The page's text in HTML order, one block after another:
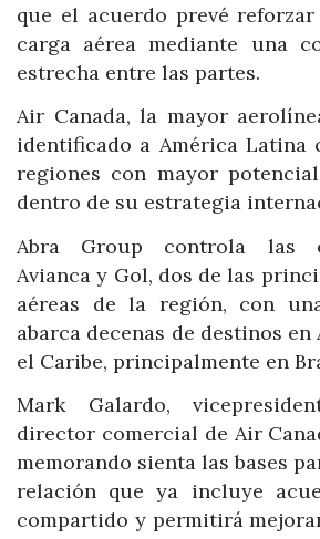
que el acuerdo prevé
carga aérea mediante una
estrecha entre las partes.
Air Canada, la mayor
identificado a América Latina
regiones con mayor
dentro de su estrategia
Abra Group controla las
Avianca y Gol, dos de las
aéreas de la región, con
abarca decenas de destinos
el Caribe, principalmente en
Mark Galardo,
director comercial de Air
memorando sienta las bases
relación que ya incluye
compartido y permitirá